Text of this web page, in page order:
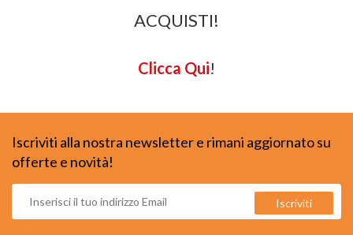
ACQUISTI!
Clicca Qui!
Iscriviti alla nostra newsletter e rimani aggiornato su
offerte e novità!